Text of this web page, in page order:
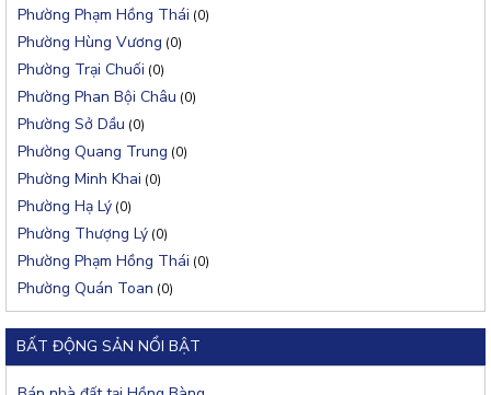
Phường Phạm Hồng Thái (0)
Phường Hùng Vương (0)
Phường Trại Chuối (0)
Phường Phan Bội Châu (0)
Phường Sở Dầu (0)
Phường Quang Trung (0)
Phường Minh Khai (0)
Phường Hạ Lý (0)
Phường Thượng Lý (0)
Phường Phạm Hồng Thái (0)
Phường Quán Toan (0)
BẤT ĐỘNG SẢN NỔI BẬT